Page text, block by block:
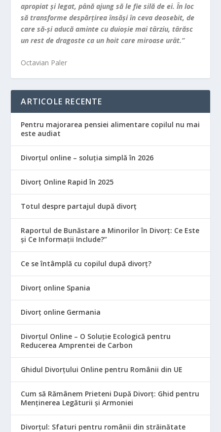
apropiat şi legat, până ajung să le fie silă de ei. În loc
să transforme despărţirea însăşi în ceva deosebit, de
care să-şi aducă aminte cu duioşie mai târziu, târăsc
un rest de dragoste ca un hoit care miroase urât.”
Octavian Paler
ARTICOLE RECENTE
Pentru majorarea pensiei alimentare copilul nu mai
este audiat
Divorțul online – soluția simplă în 2026
Divorț Online Rapid în 2025
Totul despre partajul după divorț
Raportul de Bunăstare a Minorilor în Divorț: Ce Este
și Ce Informații Include?”
Ce se întâmplă cu copilul după divorț?
Divorț online Spania
Divorț online Germania
Divorțul Online – O Soluție Ecologică pentru
Reducerea Amprentei de Carbon
Ghidul Divorțului Online pentru Românii din UE
Cum să Rămânem Prieteni După Divorț: Ghid pentru
Menținerea Legăturii și Armoniei
Divorțul: Sfaturi pentru românii din străinătate